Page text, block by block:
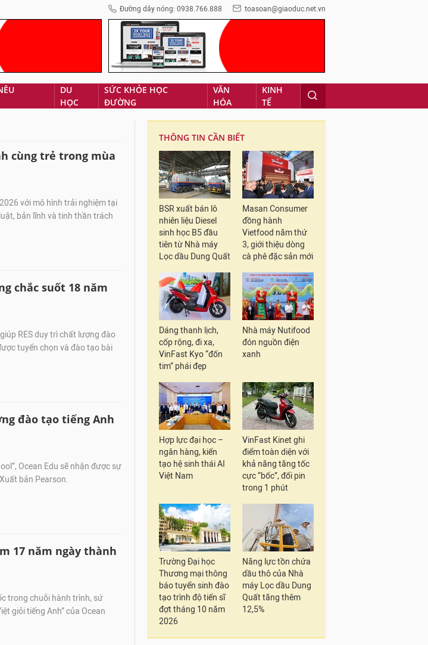
Đường dây nóng: 0938.766.888 toasoan@giaoduc.net.vn
DU
HỌC
SỨC KHỎE HỌC
ĐƯỜNG
VĂN
HÓA
KINH
TẾ
cùng trẻ trong mùa
với mô hình trải nghiệm tại
bản lĩnh và tinh thần trách
chắc suốt 18 năm
RES duy trì chất lượng đào
tuyển chọn và đào tạo bài
đào tạo tiếng Anh
Ocean Edu sẽ nhận được sự
bản Pearson.
17 năm ngày thành
trong chuỗi hành trình, sứ
giỏi tiếng Anh” của Ocean
THÔNG TIN CẦN BIẾT
BSR xuất bán lô
nhiên liệu Diesel
sinh học B5 đầu
tiên từ Nhà máy
Lọc dầu Dung Quất
Masan Consumer
đồng hành
Vietfood năm thứ
3, giới thiệu dòng
cà phê đặc sản mới
Dáng thanh lịch,
cốp rộng, đi xa,
VinFast Kyo “đốn
tim” phái đẹp
Nhà máy Nutifood
đón nguồn điện
xanh
Hợp lực đại học –
ngân hàng, kiến
tạo hệ sinh thái AI
Việt Nam
VinFast Kinet ghi
điểm toàn diện với
khả năng tăng tốc
cực “bốc”, đổi pin
trong 1 phút
Trường Đại học
Thương mại thông
báo tuyển sinh đào
tạo trình độ tiến sĩ
đợt tháng 10 năm
2026
Năng lực tồn chứa
dầu thô của Nhà
máy Lọc dầu Dung
Quất tăng thêm
12,5%